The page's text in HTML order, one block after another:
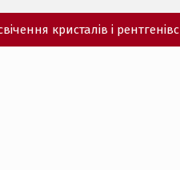
кристалів і